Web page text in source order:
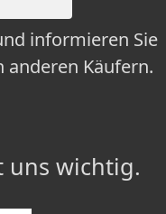
informieren Sie
anderen Käufern.
uns wichtig.